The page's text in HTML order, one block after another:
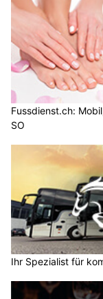
Fussdienst.ch:
SO
Ihr Spezialist für